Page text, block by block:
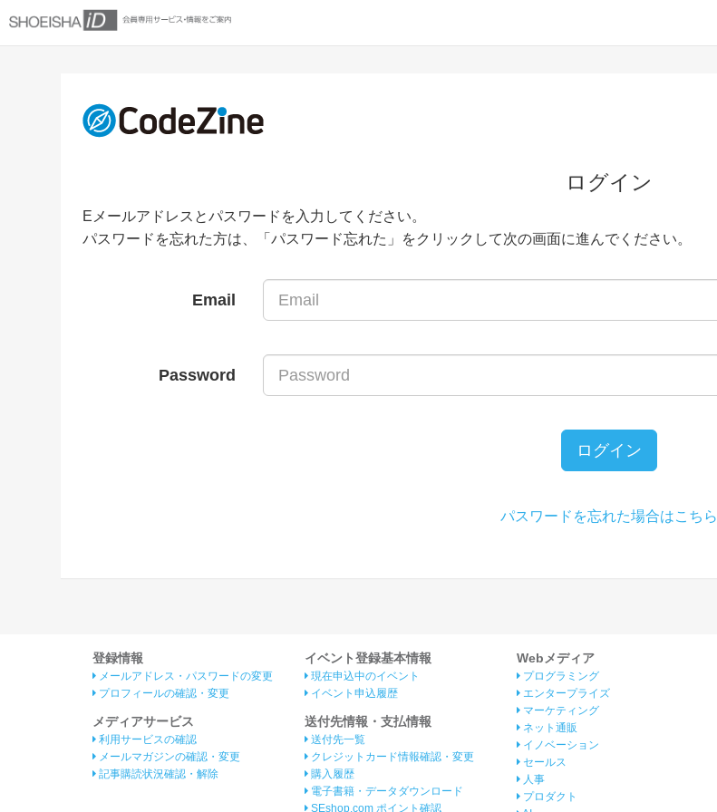
ログイン
Eメールアドレスとパスワードを入力してください。
パスワードを忘れた方は、「パスワード忘れた」をクリックして次の画面に進んでください。
Email
Password
ログイン
パスワードを忘れた場合はこちら
登録情報
メールアドレス・パスワードの変更
プロフィールの確認・変更
メディアサービス
利用サービスの確認
メールマガジンの確認・変更
記事購読状況確認・解除
イベント登録基本情報
現在申込中のイベント
イベント申込履歴
送付先情報・支払情報
送付先一覧
クレジットカード情報確認・変更
購入履歴
電子書籍・データダウンロード
SEshop.com ポイント確認
Webメディア
プログラミング
エンタープライズ
マーケティング
ネット通販
イノベーション
セールス
人事
プロダクト